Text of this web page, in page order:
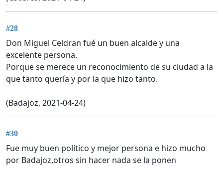
#28
Don Miguel Celdran fué un buen alcalde y una
excelente persona.
Porque se merece un reconocimiento de su ciudad a la
que tanto quería y por la que hizo tanto.
(Badajoz, 2021-04-24)
#30
Fue muy buen político y mejor persona e hizo mucho
por Badajoz,otros sin hacer nada se la ponen